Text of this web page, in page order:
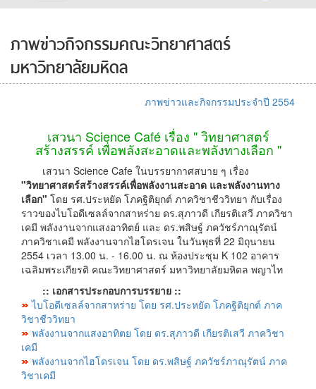
ภาพข่าวกิจกรรมคณะวิทยาศาสตร์
มหาวิทยาลัยมหิดล
ภาพข่าวและกิจกรรมประจำปี 2554
เสวนา Science Café เรื่อง " วิทยาศาสตร์
สร้างสรรค์ เพื่อพลังสะอาดและพลังทางเลือก "
เสวนา Science Cafe ในบรรยากาศสบาย ๆ เรื่อง
"วิทยาศาสตร์สร้างสรรค์เพื่อพลังงานสะอาด และพลังงานทาง
เลือก" โดย รศ.ประหยัด โภคฐิติยุกต์ ภาควิชาชีววิทยา กับเรื่อง
ราวของไบโอดีเซลล์จากสาหร่าย ดร.สุภาวดี เกียรติเสวี ภาควิชา
เคมี พลังงานจากแสงอาทิตย์ และ ดร.พสิษฐ์ ภควัชร์ภาณุรัตน์
ภาควิชาเคมี พลังงานจากไฮโดรเจน ในวันพุธที่ 22 มิถุนายน
2554 เวลา 13.00 น. - 16.00 น. ณ ห้องประชุม K 102 อาคาร
เฉลิมพระเกียรติ คณะวิทยาศาสตร์ มหาวิทยาลัยมหิดล พญาไท
:: เอกสารประกอบการบรรยาย ::
ไบโอดีเซลล์จากสาหร่าย โดย รศ.ประหยัด โภคฐิติยุกต์ ภาค
วิชาชีววิทยา
พลังงานจากแสงอาทิตย โดย ดร.สุภาวดี เกียรติเสวี ภาควิชา
เคมี
พลังงานจากไฮโดรเจน โดย ดร.พสิษฐ์ ภควัชร์ภาณุรัตน์ ภาค
วิชาเคมี